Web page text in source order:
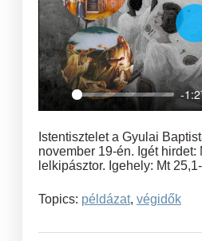
Play
-
Istentisztelet a Gyulai
november 19-én. Igét hirdet:
lelkipásztor. Igehely: Mt
Topics: példázat, végidők